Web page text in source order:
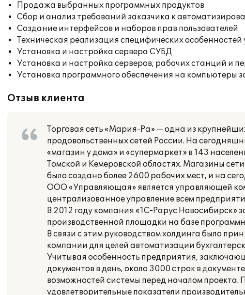
Продажа выбранных программных продуктов
Сбор и анализ требований заказчика к
Создание интерфейсов и наборов прав пользователей
Техническая реализация специфических
Установка и настройка сервера СУБД
Установка и настройка серверов, рабочих станций и
Установка программного обеспечения на компьютеры
Отзыв клиента
Торговая сеть «Мария-Ра» — одна из
продовольственных сетей России. На
«магазин у дома» и «супермаркет» в 143
Томской и Кемеровской областях. Магазины
было создано более 2600 рабочих мест, и на
ООО «Управляющая» является управляющей
централизованное управление всем
В 2012 году компания «1С-Рарус Новосибирск»
производственной площадки на базе
В связи с этим руководством холдинга было
компании для целей автоматизации
Учитывая особенность предприятия,
документов в день, около 3000 строк в
возможностей системы перед началом
удовлетворительные показатели